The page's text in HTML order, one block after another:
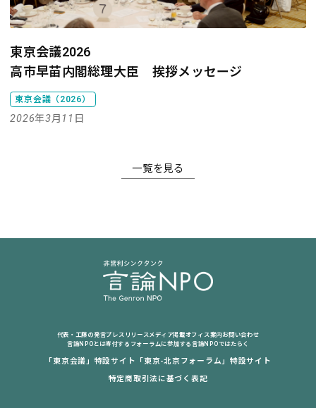
東京会議2026
高市早苗内閣総理大臣 挨拶メッセージ
東京会議（2026）
2026年3月11日
一覧を見る
代表・工藤の発言プレスリリースメディア掲載オフィス案内 お問い合わせ
言論NPOとは寄付する フォーラムに参加する 言論NPOではたらく
「東京会議」特設サイト
「東京-北京フォーラム」特設サイト
特定商取引法に基づく表記